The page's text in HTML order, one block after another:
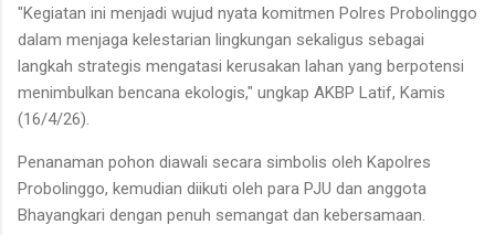
"Kegiatan ini menjadi wujud nyata komitmen Polres Probolinggo
dalam menjaga kelestarian lingkungan sekaligus sebagai
langkah strategis mengatasi kerusakan lahan yang berpotensi
menimbulkan bencana ekologis," ungkap AKBP Latif, Kamis
(16/4/26).
Penanaman pohon diawali secara simbolis oleh Kapolres
Probolinggo, kemudian diikuti oleh para PJU dan anggota
Bhayangkari dengan penuh semangat dan kebersamaan.